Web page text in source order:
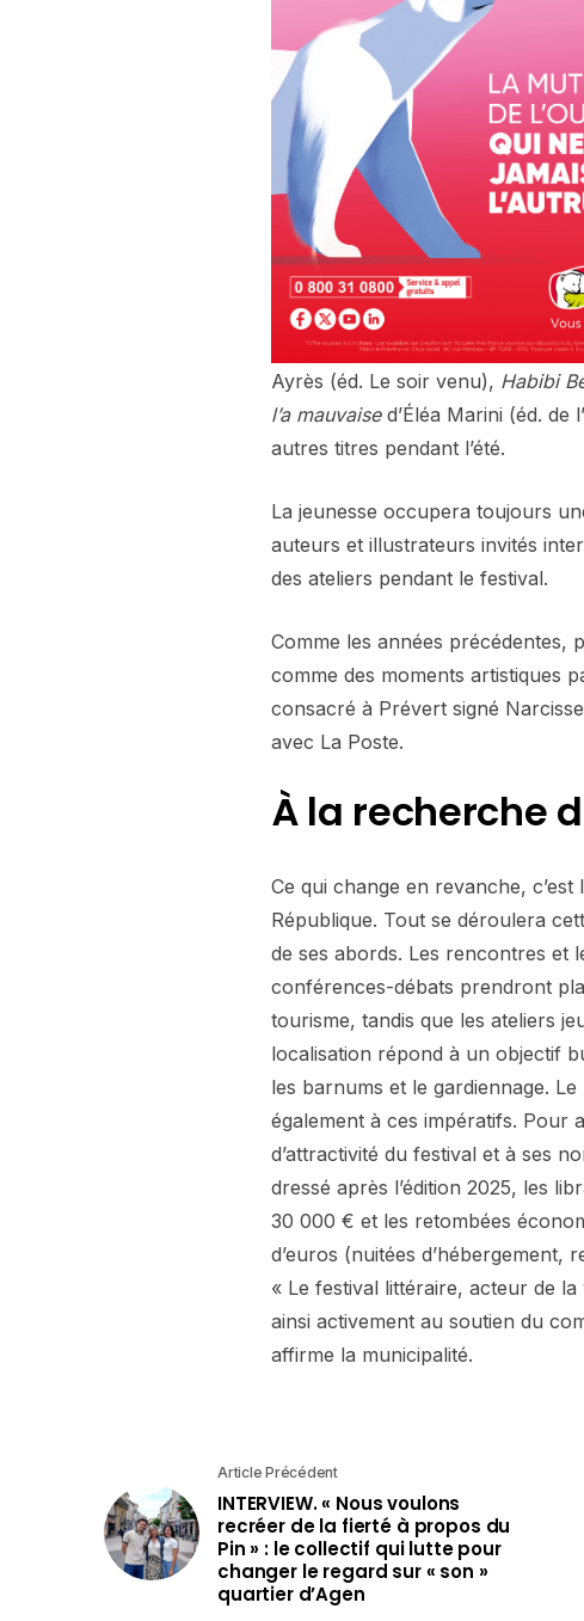
Ayrès (éd. Le soir venu), Habibi
l’a mauvaise d’Éléa Marini (éd. de
autres titres pendant l’été.
La jeunesse occupera toujours
auteurs et illustrateurs invités
des ateliers pendant le festival.
Comme les années précédentes,
comme des moments artistiques
consacré à Prévert signé
avec La Poste.
À la recherche
Ce qui change en revanche,
République. Tout se déroulera
de ses abords. Les rencontres et
conférences-débats prendront
tourisme, tandis que les ateliers
localisation répond à un objectif
les barnums et le gardiennage.
également à ces impératifs. Pour
d’attractivité du festival et à ses
dressé après l’édition 2025, les
30 000 € et les retombées
d’euros (nuitées
« Le festival littéraire, acteur de
ainsi activement au soutien du
affirme la municipalité.
Article Précédent
INTERVIEW. « Nous voulons
recréer de la fierté à propos du
Pin » : le collectif qui lutte pour
changer le regard sur « son »
quartier d’Agen